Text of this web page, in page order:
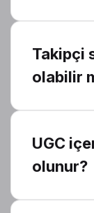
Takipçi
olabilir
UGC
olunur?